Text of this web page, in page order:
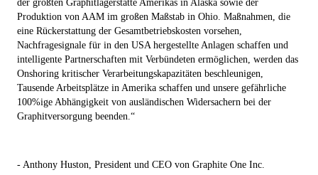
der größten Graphitlagerstätte Amerikas in Alaska sowie der
Produktion von AAM im großen Maßstab in Ohio. Maßnahmen, die
eine Rückerstattung der Gesamtbetriebskosten vorsehen,
Nachfragesignale für in den USA hergestellte Anlagen schaffen und
intelligente Partnerschaften mit Verbündeten ermöglichen, werden das
Onshoring kritischer Verarbeitungskapazitäten beschleunigen,
Tausende Arbeitsplätze in Amerika schaffen und unsere gefährliche
100%ige Abhängigkeit von ausländischen Widersachern bei der
Graphitversorgung beenden.“
- Anthony Huston, President und CEO von Graphite One Inc.